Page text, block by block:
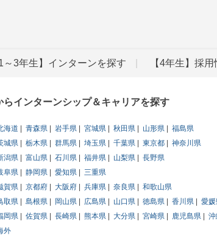
1～3年生】インターンを探す 【4年生】採
らインターンシップ＆キャリアを探す
海道 青森県 岩手県 宮城県 秋田県 山形県
福島県
城県 栃木県 群馬県 埼玉県 千葉県 東京都
神奈川県
潟県 富山県 石川県 福井県 山梨県
長野県
阜県 静岡県 愛知県
三重県
賀県 京都府 大阪府 兵庫県 奈良県
和歌山県
取県 島根県 岡山県 広島県 山口県 徳島県 香川県 愛
岡県 佐賀県 長崎県 熊本県 大分県 宮崎県 鹿児島県
外